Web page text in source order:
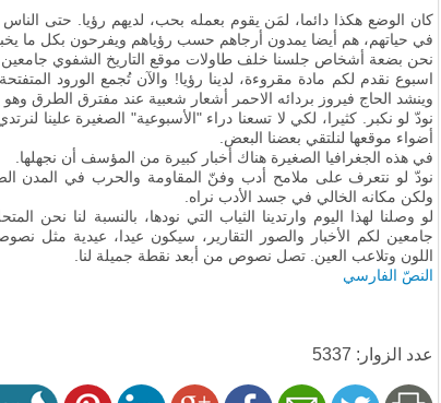
كان الوضع هكذا دائما، لمَن يقوم بعمله بحب، لديهم رؤيا. حتى
في حياتهم، هم أيضا يمدون أرجاهم حسب رؤياهم ويفرحون بكل ما
نحن بضعة أشخاص جلسنا خلف طاولات موقع التاريخ الشفوي جامعين
اسبوع نقدم لكم مادة مقروءة، لدينا رؤيا! والآن تُجمع الورود
وينشد الحاج فيروز بردائه الاحمر أشعار شعبية عند مفترق الطرق وهو
نودّ لو نكبر. كثيرا، لكي لا تسعنا دراء "الأسبوعية" الصغيرة علينا
أضواء موقعها لنلتقي بعضنا البعض.
في هذه الجغرافيا الصغيرة هناك أخبار كبيرة من المؤسف أن نجهلها.
نودّ لو نتعرف على ملامح أدب وفنّ المقاومة والحرب في المدن
ولكن مكانه الخالي في جسد الأدب نراه.
لو وصلنا لهذا اليوم وارتدينا الثياب التي نودها، بالنسبة لنا نحن
جامعين لكم الأخبار والصور التقارير، سيكون عيدا، عيدية مثل
اللون وتلاعب العين. تصل نصوص من أبعد نقطة جميلة لنا.
النصّ الفارسي
عدد الزوار: 5337